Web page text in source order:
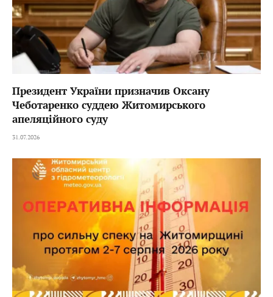
Президент України призначив Оксану
Чеботаренко суддею Житомирського
апеляційного суду
31.07.2026